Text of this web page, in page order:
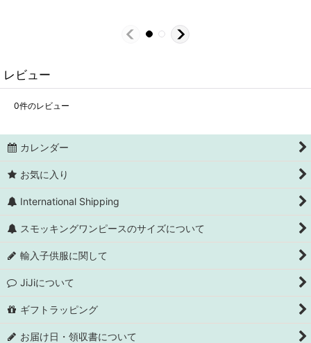
レビュー
0件のレビュー
カレンダー
お気に入り
International Shipping
スモッキングワンピースのサイズについて
輸入子供服に関して
JiJiについて
ギフトラッピング
お届け日・領収書について